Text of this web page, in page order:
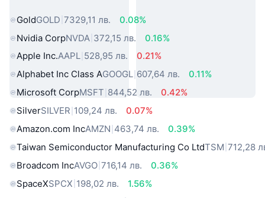
GoldGOLD 7329,11 лв.
0.08%
Nvidia CorpNVDA 372,15 лв.
0.16%
Apple Inc.AAPL 528,95 лв.
0.21%
Alphabet Inc Class AGOOGL 607,64 лв.
0.11%
Microsoft CorpMSFT 844,52 лв.
0.42%
SilverSILVER 109,24 лв.
0.07%
Amazon.com IncAMZN 463,74 лв.
0.39%
Taiwan Semiconductor Manufacturing Co LtdTSM 712,28
Broadcom IncAVGO 716,14 лв.
0.36%
SpaceXSPCX 198,02 лв.
1.56%